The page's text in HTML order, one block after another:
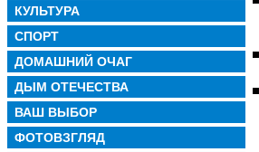
КУЛЬТУРА
СПОРТ
ДОМАШНИЙ ОЧАГ
ДЫМ ОТЕЧЕСТВА
ВАШ ВЫБОР
ФОТОВЗГЛЯД